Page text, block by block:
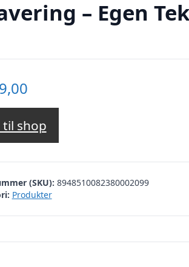
– Egen
til shop
(SKU): 8948510082380002099
Produkter